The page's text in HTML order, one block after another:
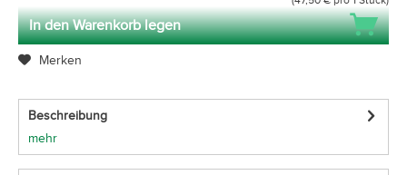
In den Warenkorb legen
Merken
Beschreibung
mehr